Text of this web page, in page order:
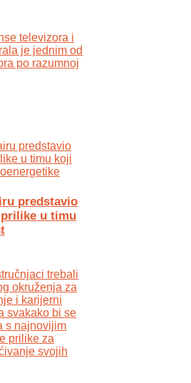
televizora i
je jednim od
po razumnoj
predstavio
u timu
trebali
okruženja za
i karijerni
svakako bi se
s najnovijim
prilike za
svojih